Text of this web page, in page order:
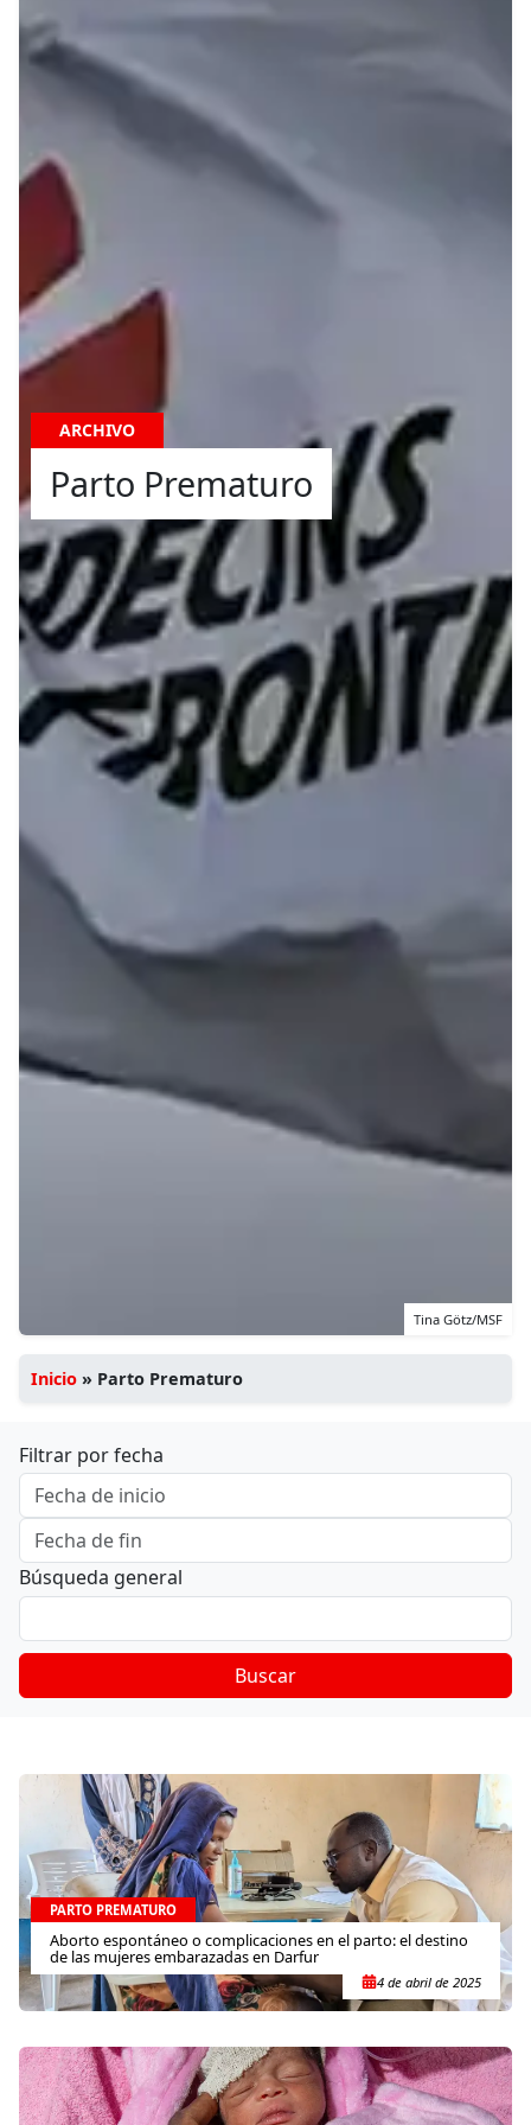
ARCHIVO
Parto Prematuro
Tina Götz/MSF
Inicio » Parto Prematuro
Filtrar por fecha
Búsqueda general
Buscar
PARTO PREMATURO
Aborto espontáneo o complicaciones en el parto: el destino
de las mujeres embarazadas en Darfur
4 de abril de 2025